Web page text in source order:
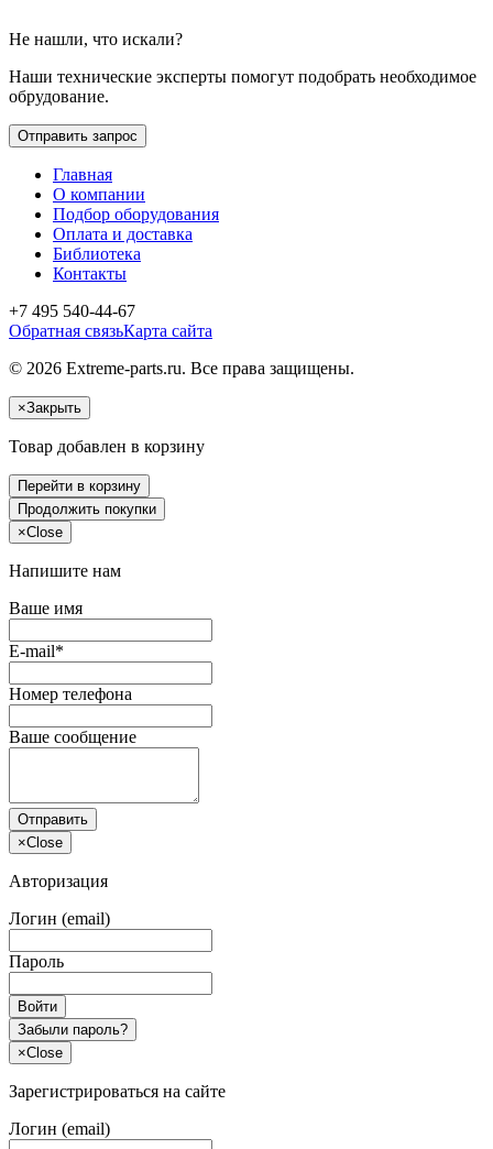
Не нашли, что искали?
Наши технические эксперты помогут подобрать необходимое
обрудование.
Отправить запрос
Главная
О компании
Подбор оборудования
Оплата и доставка
Библиотека
Контакты
+7 495 540-44-67
Обратная связьКарта сайта
© 2026 Extreme-parts.ru. Все права защищены.
×Закрыть
Товар добавлен в корзину
Перейти в корзину
Продолжить покупки
×Close
Напишите нам
Ваше имя
E-mail*
Номер телефона
Ваше сообщение
Отправить
×Close
Авторизация
Логин (email)
Пароль
Войти
Забыли пароль?
×Close
Зарегистрироваться на сайте
Логин (email)